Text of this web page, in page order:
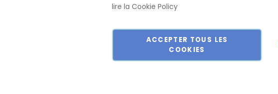
Copyright © 2018-2024 présent Keller Objektmöbel GmbH Tous droits réservés.
lire laCookie Policy
ACCEPTER TOUS LES
COOKIES